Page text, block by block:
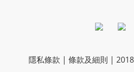
隱私條款 | 條款及細則 |